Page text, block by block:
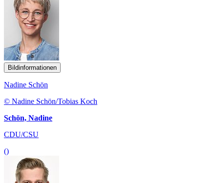
Bildinformationen
Nadine Schön
© Nadine Schön/Tobias Koch
Schön, Nadine
CDU/CSU
()